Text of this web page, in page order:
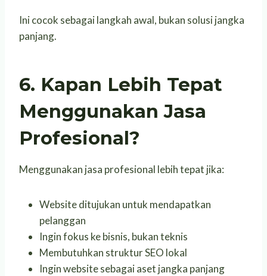
Ini cocok sebagai langkah awal, bukan solusi jangka
panjang.
6. Kapan Lebih Tepat
Menggunakan Jasa
Profesional?
Menggunakan jasa profesional lebih tepat jika:
Website ditujukan untuk mendapatkan
pelanggan
Ingin fokus ke bisnis, bukan teknis
Membutuhkan struktur SEO lokal
Ingin website sebagai aset jangka panjang